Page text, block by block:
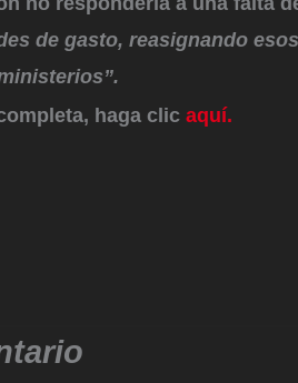
de gasto, reasignando
haga clic aquí.